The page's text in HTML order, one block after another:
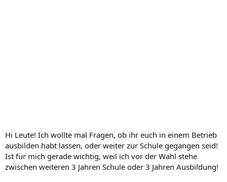
Hi Leute! Ich wollte mal Fragen, ob ihr euch in einem Betrieb
ausbilden habt lassen, oder weiter zur Schule gegangen seid!
Ist für mich gerade wichtig, weil ich vor der Wahl stehe
zwischen weiteren 3 Jahren Schule oder 3 Jahren Ausbildung!